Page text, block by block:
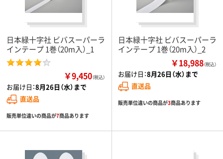
日本緑十字社 ビバスーパーラ
インテープ 1巻（20m入）_1
￥9,450（税込）
お届け日：8月26日（水）まで
直送品
販売単位違いの商品が7商品あります
日本緑十字社 ビバスーパーラ
インテープ 1巻（20m入）_2
￥18,988（税込）
お届け日：8月26日（水）まで
直送品
販売単位違いの商品が3商品あります